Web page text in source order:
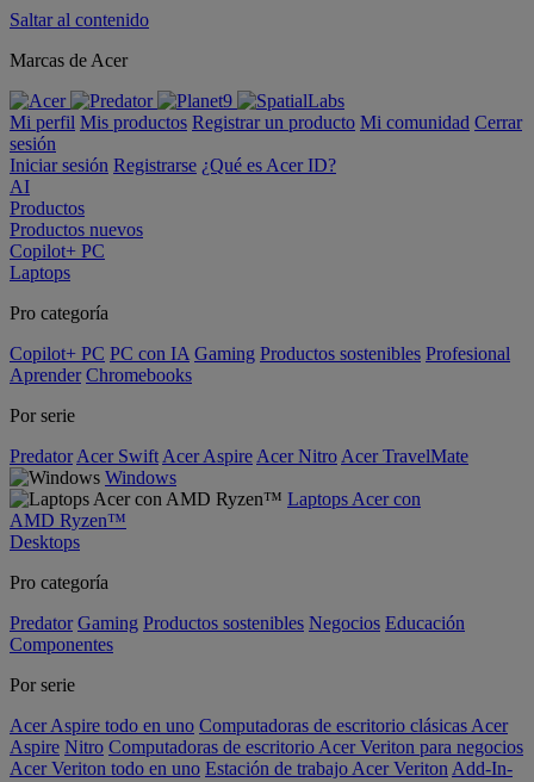
Saltar al contenido
Marcas de Acer
Mi perfil Mis productos Registrar un producto Mi comunidad Cerrar
sesión
Iniciar sesión Registrarse ¿Qué es Acer ID?
AI
Productos
Productos nuevos
Copilot+ PC
Laptops
Pro categoría
Copilot+ PC PC con IA Gaming Productos sostenibles Profesional
Aprender Chromebooks
Por serie
Predator Acer Swift Acer Aspire Acer Nitro Acer TravelMate
Windows
Laptops Acer con
AMD Ryzen™
Desktops
Pro categoría
Predator Gaming Productos sostenibles Negocios Educación
Componentes
Por serie
Acer Aspire todo en uno Computadoras de escritorio clásicas Acer
Aspire Nitro Computadoras de escritorio Acer Veriton para negocios
Acer Veriton todo en uno Estación de trabajo Acer Veriton Add-In-